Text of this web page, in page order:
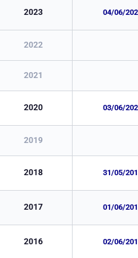
2023 04/06/
2022
2021
2020 03/06/
2019
2018 31/05/
2017 01/06/
2016 02/06/